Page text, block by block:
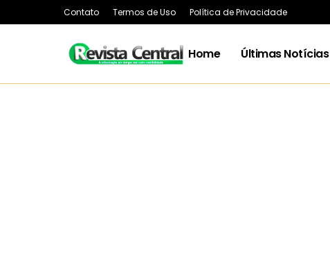
Contato Termos de Uso Política de Privacidade
Home Últimas Notícias